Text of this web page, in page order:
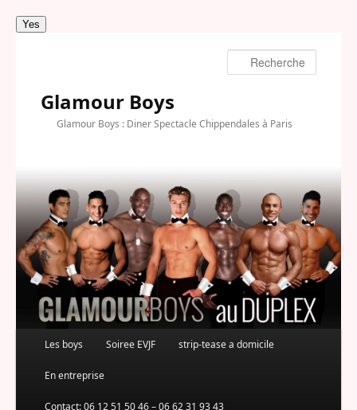
Yes
Glamour Boys
Glamour Boys : Diner Spectacle Chippendales à Paris
Menu
Aller
au
Les boys Soiree EVJF strip-tease a domicile
En entreprise
Contact: 06 12 51 50 46 – 06 62 31 93 43